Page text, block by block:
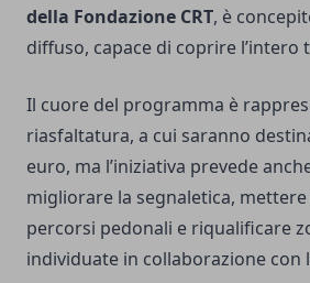
della Fondazione CRT, è
diffuso, capace di coprire
Il cuore del programma è
riasfaltatura, a cui saranno
euro, ma l’iniziativa prevede
migliorare la segnaletica, mettere
percorsi pedonali e riqualificare
individuate in collaborazione con